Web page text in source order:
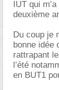
IUT qui
deuxième
Du coup je
bonne idée
rattrapant
l’été
en BUT1